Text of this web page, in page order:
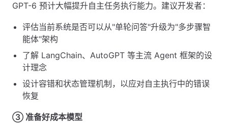
GPT-6 预计大幅提升自主任务执行能力。建议开发者：
评估当前系统是否可以从"单轮问答"升级为"多步骤智
能体"架构
了解 LangChain、AutoGPT 等主流 Agent 框架的设
计理念
设计容错和状态管理机制，以应对自主执行中的错误
恢复
③ 准备好成本模型